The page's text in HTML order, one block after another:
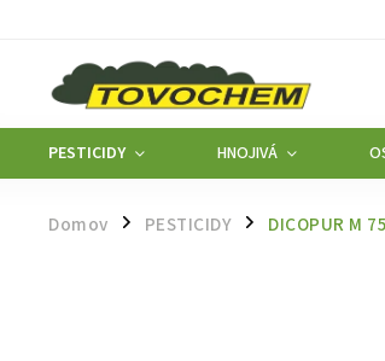
PESTICIDY HNOJIVÁ
Domov / PESTICIDY / DICOPUR M